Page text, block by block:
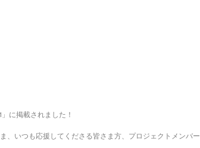
に掲載されました！
、いつも応援してくださる皆さま方、プロジェクトメンバー